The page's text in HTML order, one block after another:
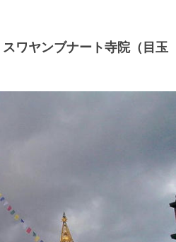
ワヤンブナート寺院（目玉